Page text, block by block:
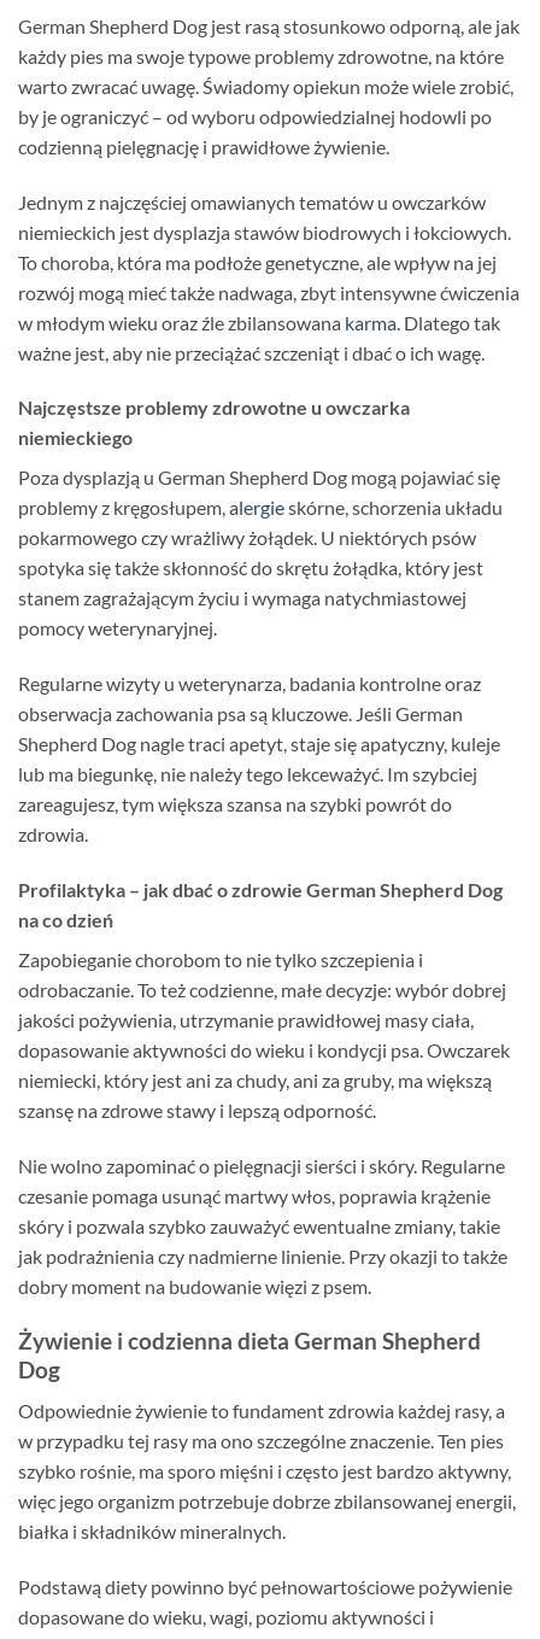
German Shepherd Dog jest rasą stosunkowo odporną, ale jak
każdy pies ma swoje typowe problemy zdrowotne, na które
warto zwracać uwagę. Świadomy opiekun może wiele zrobić,
by je ograniczyć – od wyboru odpowiedzialnej hodowli po
codzienną pielęgnację i prawidłowe żywienie.
Jednym z najczęściej omawianych tematów u owczarków
niemieckich jest dysplazja stawów biodrowych i łokciowych.
To choroba, która ma podłoże genetyczne, ale wpływ na jej
rozwój mogą mieć także nadwaga, zbyt intensywne ćwiczenia
w młodym wieku oraz źle zbilansowana karma . Dlatego tak
ważne jest, aby nie przeciążać szczeniąt i dbać o ich wagę.
Najczęstsze problemy zdrowotne u owczarka
niemieckiego
Poza dysplazją u German Shepherd Dog mogą pojawiać się
problemy z kręgosłupem,alergieskórne, schorzenia układu
pokarmowego czy wrażliwy żołądek. U niektórych psów
spotyka się także skłonność do skrętu żołądka, który jest
stanem zagrażającym życiu i wymaga natychmiastowej
pomocy weterynaryjnej.
Regularne wizyty u weterynarza, badania kontrolne oraz
obserwacja zachowania psa są kluczowe. Jeśli German
Shepherd Dog nagle traci apetyt, staje się apatyczny, kuleje
lub ma biegunkę, nie należy tego lekceważyć. Im szybciej
zareagujesz, tym większa szansa na szybki powrót do
zdrowia.
Profilaktyka – jak dbać o zdrowie German Shepherd Dog
na co dzień
Zapobieganie chorobom to nie tylko szczepienia i
odrobaczanie. To też codzienne, małe decyzje: wybór dobrej
jakości pożywienia, utrzymanie prawidłowej masy ciała,
dopasowanie aktywności do wieku i kondycji psa. Owczarek
niemiecki, który jest ani za chudy, ani za gruby, ma większą
szansę na zdrowe stawy i lepszą odporność.
Nie wolno zapominać o pielęgnacji sierści i skóry. Regularne
czesanie pomaga usunąć martwy włos, poprawia krążenie
skóry i pozwala szybko zauważyć ewentualne zmiany, takie
jak podrażnienia czy nadmierne linienie. Przy okazji to także
dobry moment na budowanie więzi z psem.
Żywienie i codzienna dieta German Shepherd
Dog
Odpowiednie żywienie to fundament zdrowia każdej rasy, a
w przypadku tej rasy ma ono szczególne znaczenie. Ten pies
szybko rośnie, ma sporo mięśni i często jest bardzo aktywny,
więc jego organizm potrzebuje dobrze zbilansowanej energii,
białka i składników mineralnych.
Podstawą diety powinno być pełnowartościowe pożywienie
dopasowane do wieku, wagi, poziomu aktywności i